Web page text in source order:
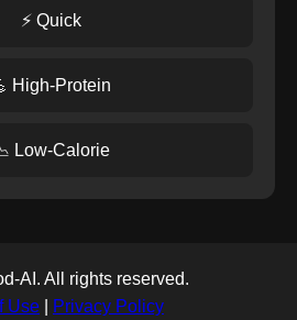
⚡ Quick
High-Protein
Low-Calorie
AI. All rights reserved.
Use
Privacy Policy